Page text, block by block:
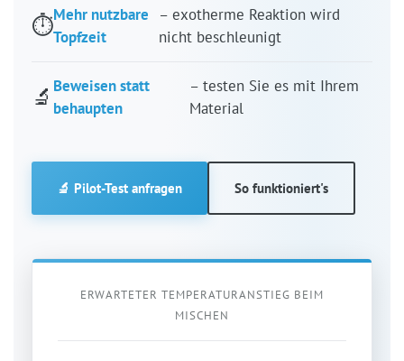
⏱️Mehr nutzbare
Topfzeit
– exotherme Reaktion wird
nicht beschleunigt
🔬 Beweisen statt
behaupten
– testen Sie es mit Ihrem
Material
🔬 Pilot-Test anfragen So funktioniert's
ERWARTETER TEMPERATURANSTIEG BEIM
MISCHEN